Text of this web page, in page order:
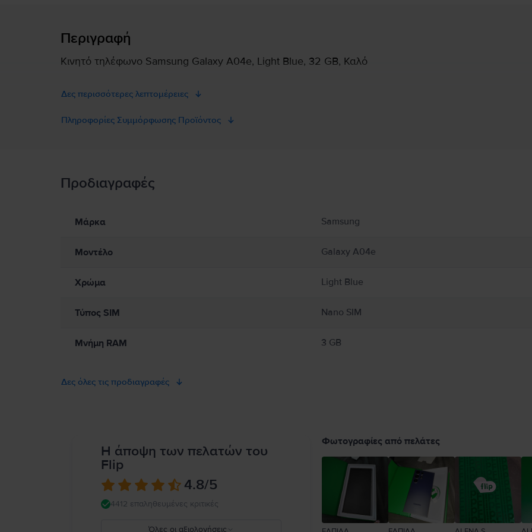
Περιγραφή
Κινητό τηλέφωνο Samsung Galaxy A04e, Light Blue, 32 GB, Καλό
Δες περισσότερες λεπτομέρειες
Πληροφορίες Συμμόρφωσης Προϊόντος
Πληροφορίες Ασφάλειας Προϊόντος
Παρακαλώ διαβάστε το εγχειρίδιο.
Προδιαγραφές
Μάρκα Samsung
Μοντέλο Galaxy A04e
Χρώμα Light Blue
Τύπος SIM Nano SIM
Μνήμη RAM 3 GB
Δες όλες τις προδιαγραφές
Η άποψη των πελατών του
Flip
4.8/5
4412 επαληθευμένες κριτικές
Όλες οι αξιολογήσεις
Φωτογραφίες από πελάτες